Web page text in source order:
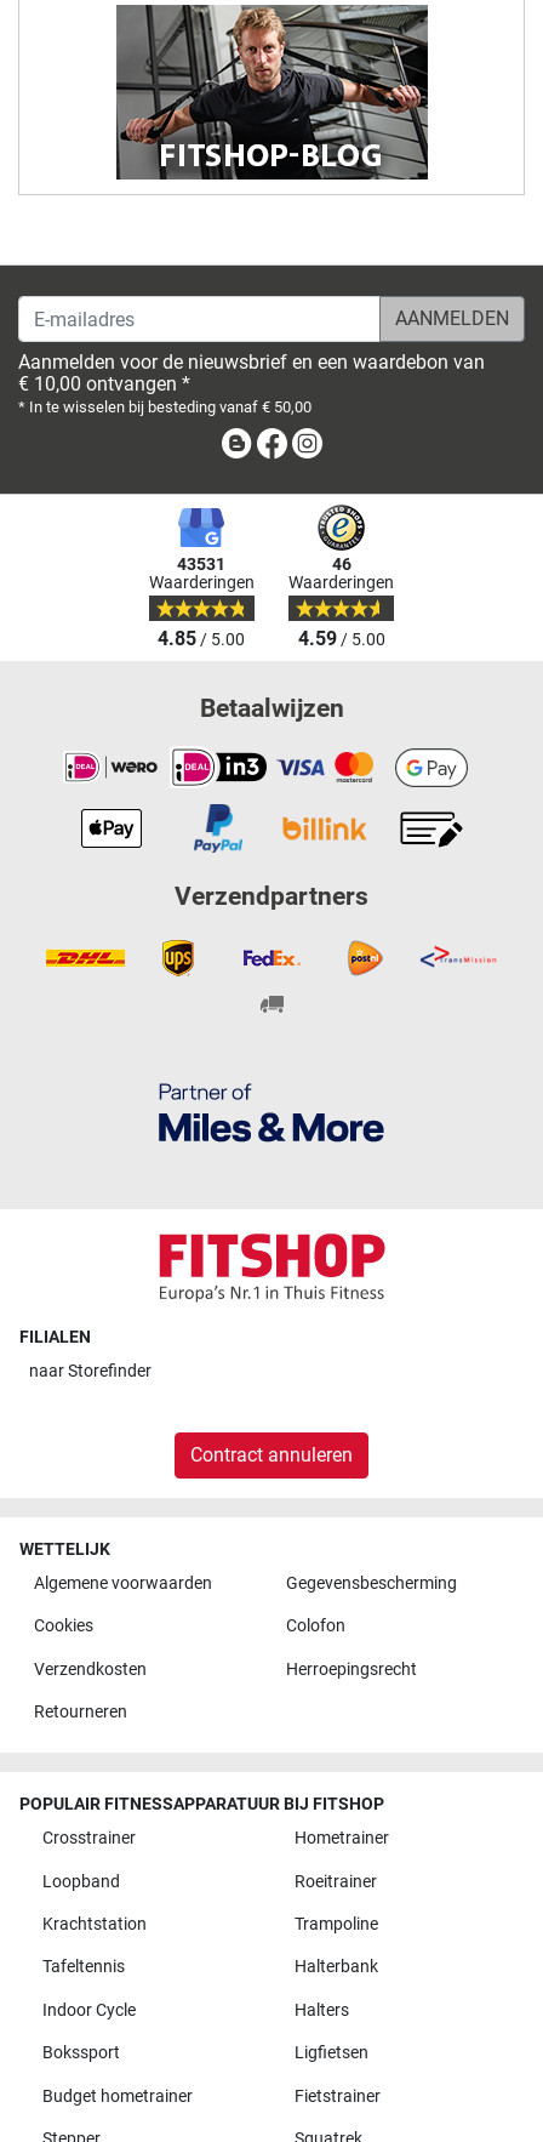
E-mailadres
Aanmelden voor de nieuwsbrief en een waardebon van
€ 10,00 ontvangen *
* In te wisselen bij besteding vanaf € 50,00
BlogFacebook
43531
Waarderingen
4.85/ 5.00
46
Waarderingen
4.59/ 5.00
Betaalwijzen
Verzendpartners
FILIALEN
naarStorefinder
Contract annuleren
WETTELIJK
Algemene voorwaarden
Gegevensbescherming
Cookies Colofon
Verzendkosten Herroepingsrecht
Retourneren
POPULAIR FITNESSAPPARATUUR BIJ FITSHOP
Crosstrainer
Hometrainer
Loopband Roeitrainer
Krachtstation Trampoline
Tafeltennis Halterbank
Indoor Cycle Halters
Bokssport Ligfietsen
Budget hometrainer Fietstrainer